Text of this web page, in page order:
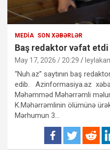
MEDIA SON XƏBƏRLƏR
Baş redaktor vəfat etdi
May 17, 2026 / 20:29
“Nuh.az” saytının baş
edib. Azinformasiya.az
Məhəmməd Məhərrəmli
K.Məhərrəmlinin ölümünə
Mərhumun 3…